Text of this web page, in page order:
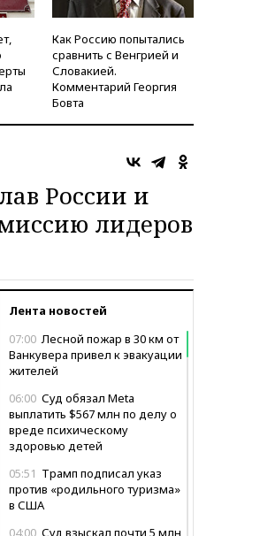
Как Россию попытались
сравнить с Венгрией и
Словакией.
Комментарий Георгия
Бовта
России и
лидеров
Лента новостей
07:00 Лесной пожар в 30 км от
Ванкувера привел к эвакуации
жителей
06:00 Суд обязал Meta
выплатить $567 млн по делу о
вреде психическому
здоровью детей
05:51 Трамп подписал указ
против «родильного туризма»
в США
04:00 Суд взыскал почти 5 млн